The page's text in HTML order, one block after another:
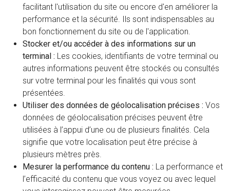
facilitant l'utilisation du site ou encore d'en améliorer la
performance et la sécurité. Ils sont indispensables au
bon fonctionnement du site ou de l'application.
Stocker et/ou accéder à des informations sur un
terminal : Les cookies, identifiants de votre terminal ou
autres informations peuvent être stockés ou consultés
sur votre terminal pour les finalités qui vous sont
présentées.
Utiliser des données de géolocalisation précises : Vos
données de géolocalisation précises peuvent être
utilisées à l’appui d’une ou de plusieurs finalités. Cela
signifie que votre localisation peut être précise à
plusieurs mètres près.
Mesurer la performance du contenu : La performance et
l’efficacité du contenu que vous voyez ou avec lequel